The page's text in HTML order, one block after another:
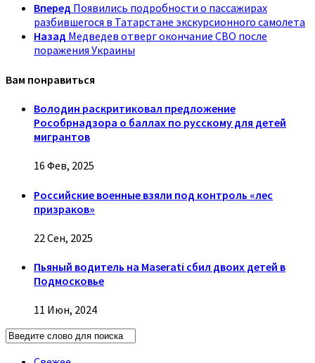
Вперед Появились подробности о пассажирах
разбившегося в Татарстане экскурсионного самолета
Назад Медведев отверг окончание СВО после
поражения Украины
Вам понравиться
Володин раскритиковал предложение
Рособрнадзора о баллах по русскому для детей
мигрантов
16 Фев, 2025
Российские военные взяли под контроль «лес
призраков»
22 Сен, 2025
Пьяный водитель на Maserati сбил двоих детей в
Подмосковье
11 Июн, 2024